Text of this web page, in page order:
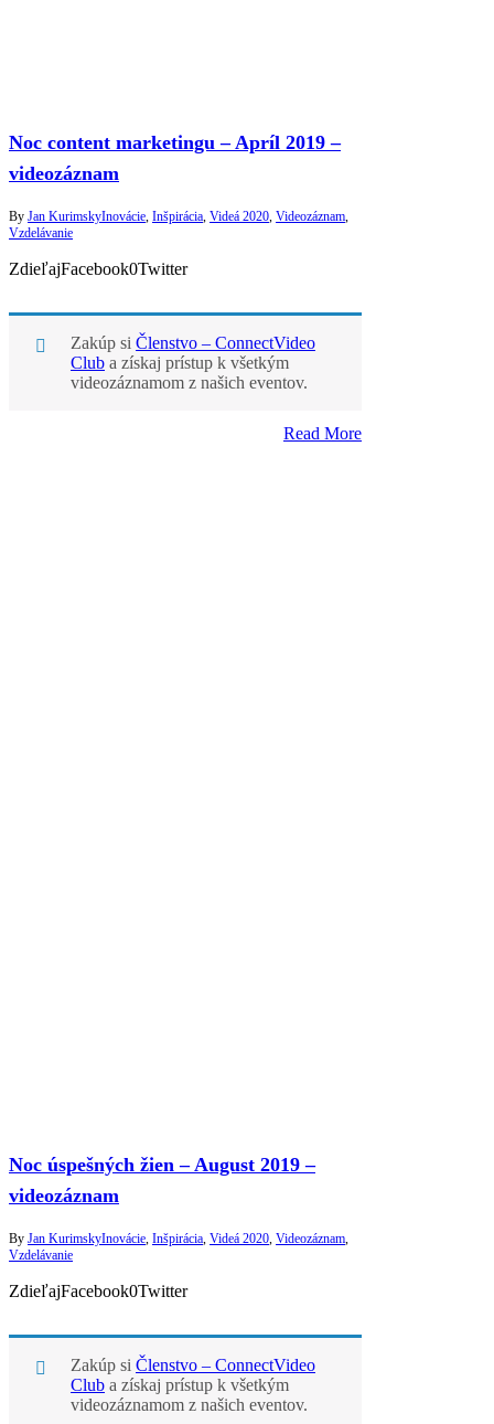
Noc content marketingu – Apríl 2019 –
videozáznam
By Jan KurimskyInovácie, Inšpirácia, Videá 2020, Videozáznam,
Vzdelávanie
ZdieľajFacebook0Twitter
Zakúp si Členstvo – ConnectVideo
Club a získaj prístup k všetkým
videozáznamom z našich eventov.
Read More
Noc úspešných žien – August 2019 –
videozáznam
By Jan KurimskyInovácie, Inšpirácia, Videá 2020, Videozáznam,
Vzdelávanie
ZdieľajFacebook0Twitter
Zakúp si Členstvo – ConnectVideo
Club a získaj prístup k všetkým
videozáznamom z našich eventov.